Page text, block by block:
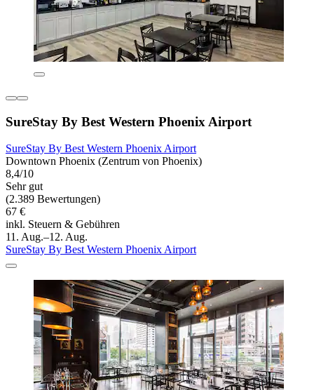
SureStay By Best Western Phoenix Airport
SureStay By Best Western Phoenix Airport
Downtown Phoenix (Zentrum von Phoenix)
8,4/10
Sehr gut
(2.389 Bewertungen)
67 €
inkl. Steuern & Gebühren
11. Aug.–12. Aug.
SureStay By Best Western Phoenix Airport